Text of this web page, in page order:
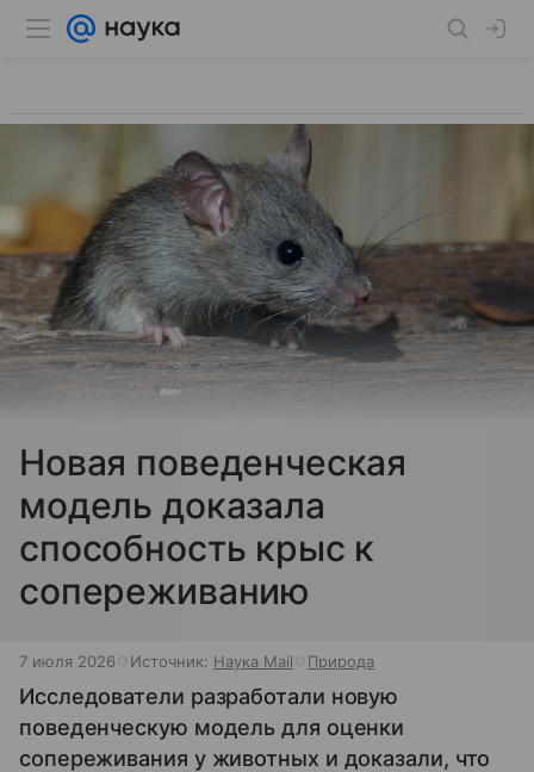
Новая поведенческая
модель доказала
способность крыс к
сопереживанию
7 июля 2026 Источник: Наука Mail Природа
Исследователи разработали новую
поведенческую модель для оценки
сопереживания у животных и доказали, что